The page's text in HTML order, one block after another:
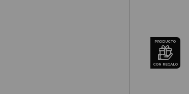
PRODUCTO
CON REGALO